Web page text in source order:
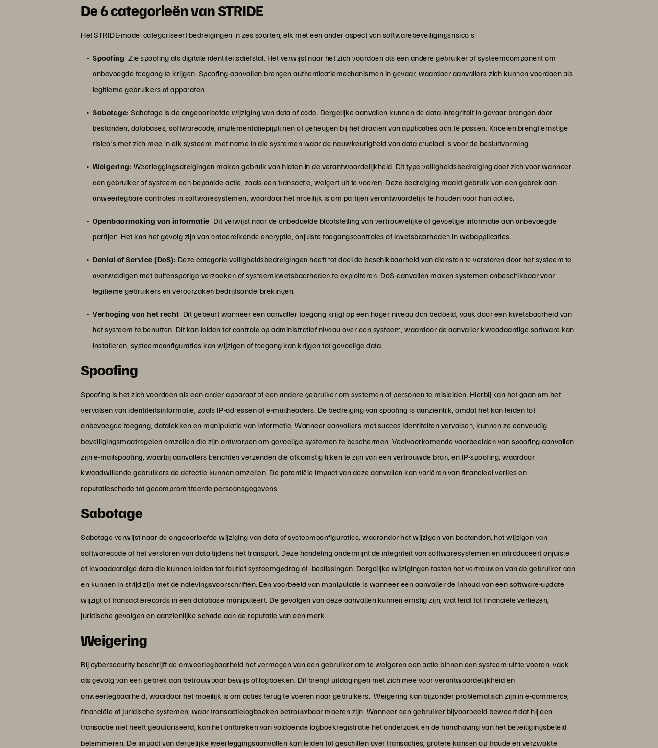
De 6 categorieën van STRIDE
Het STRIDE-model categoriseert bedreigingen in zes soorten, elk met een ander aspect van softwarebeveiligingsrisico's:
Spoofing: Zie spoofing als digitale identiteitsdiefstal. Het verwijst naar het zich voordoen als een andere gebruiker of systeemcomponent om
onbevoegde toegang te krijgen. Spoofing-aanvallen brengen authenticatiemechanismen in gevaar, waardoor aanvallers zich kunnen voordoen als
legitieme gebruikers of apparaten.
Sabotage: Sabotage is de ongeoorloofde wijziging van data of code. Dergelijke aanvallen kunnen de data-integriteit in gevaar brengen door
bestanden, databases, softwarecode, implementatiepijplijnen of geheugen bij het draaien van applicaties aan te passen. Knoeien brengt ernstige
risico's met zich mee in elk systeem, met name in die systemen waar de nauwkeurigheid van data cruciaal is voor de besluitvorming.
Weigering: Weerleggingsdreigingen maken gebruik van hiaten in de verantwoordelijkheid. Dit type veiligheidsbedreiging doet zich voor wanneer
een gebruiker of systeem een bepaalde actie, zoals een transactie, weigert uit te voeren. Deze bedreiging maakt gebruik van een gebrek aan
onweerlegbare controles in softwaresystemen, waardoor het moeilijk is om partijen verantwoordelijk te houden voor hun acties.
Openbaarmaking van informatie: Dit verwijst naar de onbedoelde blootstelling van vertrouwelijke of gevoelige informatie aan onbevoegde
partijen. Het kan het gevolg zijn van ontoereikende encryptie, onjuiste toegangscontroles of kwetsbaarheden in webapplicaties.
Denial of Service (DoS): Deze categorie veiligheidsbedreigingen heeft tot doel de beschikbaarheid van diensten te verstoren door het systeem te
overweldigen met buitensporige verzoeken of systeemkwetsbaarheden te exploiteren. DoS-aanvallen maken systemen onbeschikbaar voor
legitieme gebruikers en veroorzaken bedrijfsonderbrekingen.
Verhoging van het recht: Dit gebeurt wanneer een aanvaller toegang krijgt op een hoger niveau dan bedoeld, vaak door een kwetsbaarheid van
het systeem te benutten. Dit kan leiden tot controle op administratief niveau over een systeem, waardoor de aanvaller kwaadaardige software kan
installeren, systeemconfiguraties kan wijzigen of toegang kan krijgen tot gevoelige data.
Spoofing
Spoofing is het zich voordoen als een ander apparaat of een andere gebruiker om systemen of personen te misleiden. Hierbij kan het gaan om het
vervalsen van identiteitsinformatie, zoals IP-adressen of e-mailheaders. De bedreiging van spoofing is aanzienlijk, omdat het kan leiden tot
onbevoegde toegang, datalekken en manipulatie van informatie. Wanneer aanvallers met succes identiteiten vervalsen, kunnen ze eenvoudig
beveiligingsmaatregelen omzeilen die zijn ontworpen om gevoelige systemen te beschermen. Veelvoorkomende voorbeelden van spoofing-aanvallen
zijn e-mailspoofing, waarbij aanvallers berichten verzenden die afkomstig lijken te zijn van een vertrouwde bron, en IP-spoofing, waardoor
kwaadwillende gebruikers de detectie kunnen omzeilen. De potentiële impact van deze aanvallen kan variëren van financieel verlies en
reputatieschade tot gecompromitteerde persoonsgegevens.
Sabotage
Sabotage verwijst naar de ongeoorloofde wijziging van data of systeemconfiguraties, waaronder het wijzigen van bestanden, het wijzigen van
softwarecode of het verstoren van data tijdens het transport. Deze handeling ondermijnt de integriteit van softwaresystemen en introduceert onjuiste
of kwaadaardige data die kunnen leiden tot foutief systeemgedrag of -beslissingen. Dergelijke wijzigingen tasten het vertrouwen van de gebruiker aan
en kunnen in strijd zijn met de nalevingsvoorschriften. Een voorbeeld van manipulatie is wanneer een aanvaller de inhoud van een software-update
wijzigt of transactierecords in een database manipuleert. De gevolgen van deze aanvallen kunnen ernstig zijn, wat leidt tot financiële verliezen,
juridische gevolgen en aanzienlijke schade aan de reputatie van een merk.
Weigering
Bij cybersecurity beschrijft de onweerlegbaarheid het vermogen van een gebruiker om te weigeren een actie binnen een systeem uit te voeren, vaak
als gevolg van een gebrek aan betrouwbaar bewijs of logboeken. Dit brengt uitdagingen met zich mee voor verantwoordelijkheid en
onweerlegbaarheid, waardoor het moeilijk is om acties terug te voeren naar gebruikers. Weigering kan bijzonder problematisch zijn in e-commerce,
financiële of juridische systemen, waar transactielogboeken betrouwbaar moeten zijn. Wanneer een gebruiker bijvoorbeeld beweert dat hij een
transactie niet heeft geautoriseerd, kan het ontbreken van voldoende logboekregistratie het onderzoek en de handhaving van het beveiligingsbeleid
belemmeren. De impact van dergelijke weerleggingsaanvallen kan leiden tot geschillen over transacties, grotere kansen op fraude en verzwakte